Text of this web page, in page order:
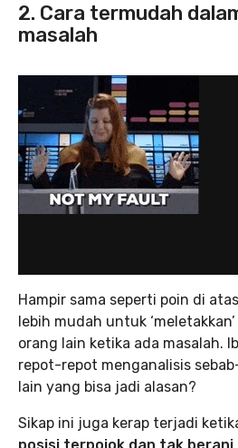
2. Cara termudah
masalah
Hampir sama seperti poin di
lebih mudah untuk
orang lain ketika ada masalah.
repot-repot menganalisis
lain yang bisa jadi alasan?
Sikap ini juga kerap terjadi